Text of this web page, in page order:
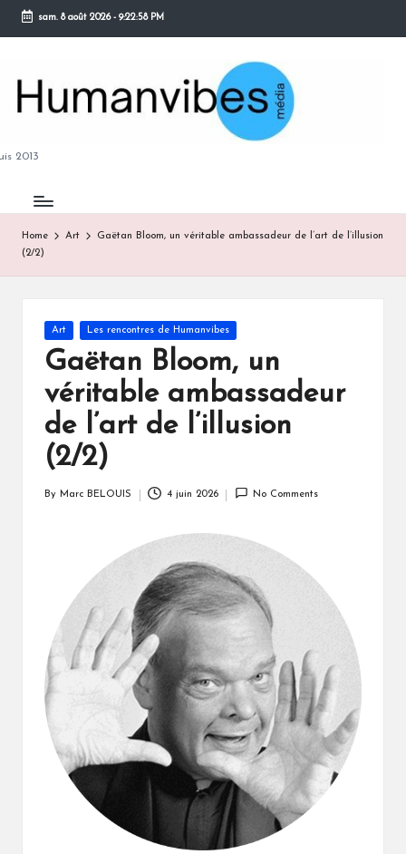
Skip
content
sam. 8 août 2026- 9:22:58 PM
2013
Home Art
Gaëtan Bloom, un véritable ambassadeur de l’art de l’illusion
(2/2)
Posted
Art Les rencontres de Humanvibes
Gaëtan Bloom, un
véritable ambassadeur
de l’art de l’illusion
(2/2)
By Marc BELOUIS 4 juin 2026 No Comments